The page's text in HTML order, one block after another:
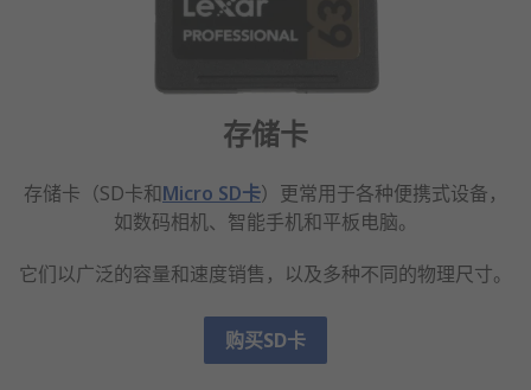
存储卡
存储卡（SD卡和Micro SD卡）更常用于各种便携式设备，
如数码相机、智能手机和平板电脑。
它们以广泛的容量和速度销售，以及多种不同的物理尺寸。
购买SD卡